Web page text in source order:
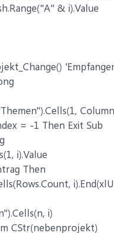
& i).Value
= -1 Then Exit Sub
i).Value
Then
i)
CStr(nebenprojekt)